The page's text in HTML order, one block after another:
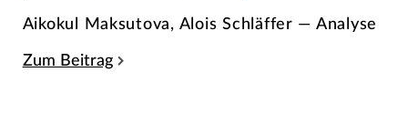
Aikokul Maksutova, Alois Schläffer — Analyse
Zum Beitrag